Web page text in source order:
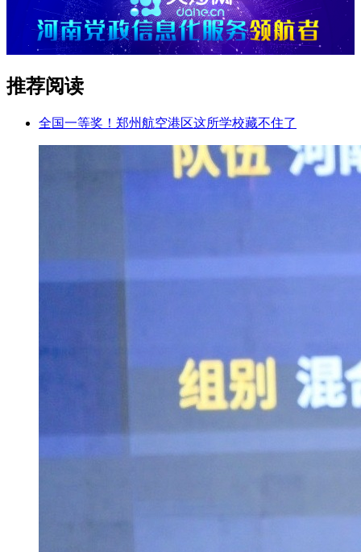
推荐阅读
全国一等奖！郑州航空港区这所学校藏不住了